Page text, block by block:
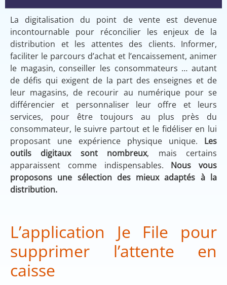
La digitalisation du point de vente est devenue
incontournable pour réconcilier les enjeux de la
distribution et les attentes des clients. Informer,
faciliter le parcours d’achat et l’encaissement, animer
le magasin, conseiller les consommateurs … autant
de défis qui exigent de la part des enseignes et de
leur magasins, de recourir au numérique pour se
différencier et personnaliser leur offre et leurs
services, pour être toujours au plus près du
consommateur, le suivre partout et le fidéliser en lui
proposant une expérience physique unique. Les
outils digitaux sont nombreux, mais certains
apparaissent comme indispensables. Nous vous
proposons une sélection des mieux adaptés à la
distribution.
L’application Je File pour
supprimer l’attente en
caisse